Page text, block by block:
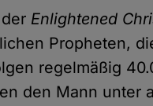
Enlightened
Propheten,
regelmäßig
den Mann unter